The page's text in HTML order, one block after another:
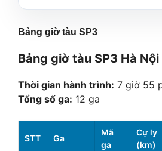
Bảng giờ tàu SP3
Bảng giờ tàu SP3 Hà
Thời gian hành trình: 7 giờ 55
Tổng số ga: 12 ga
STT Ga
Mã
ga
Cự ly
(km)